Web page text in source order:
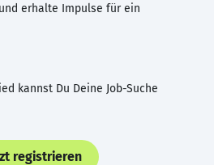
erhalte Impulse für ein
kannst Du Deine Job-Suche
registrieren